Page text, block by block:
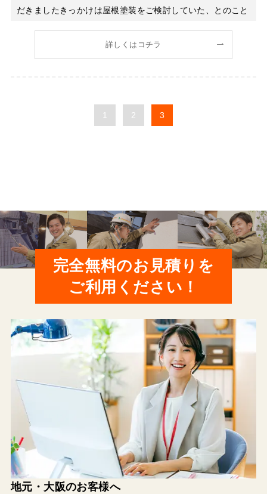
だきましたきっかけは屋根塗装をご検討していた、とのこと
に外壁材は選びましたか？ 私は建売の住宅を購入しました
詳しくはコチラ
1 2 3
完全無料のお見積りを
ご利用ください！
地元・大阪のお客様へ